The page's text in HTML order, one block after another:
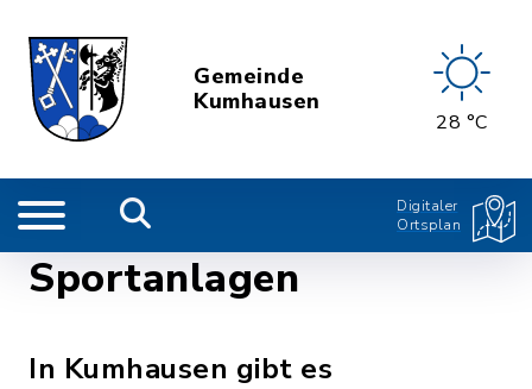
Gemeinde
Kumhausen
28 °C
Digitaler
Ortsplan
Sportanlagen
In Kumhausen gibt es